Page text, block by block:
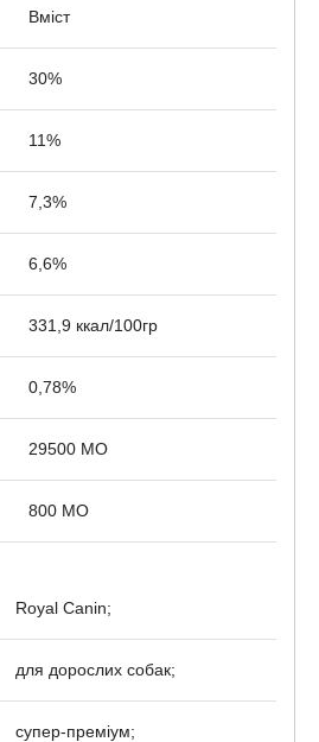
Вміст
30%
11%
7,3%
6,6%
331,9 ккал/100гр
0,78%
29500 МО
800 МО
Royal Canin;
для дорослих собак;
супер-преміум;